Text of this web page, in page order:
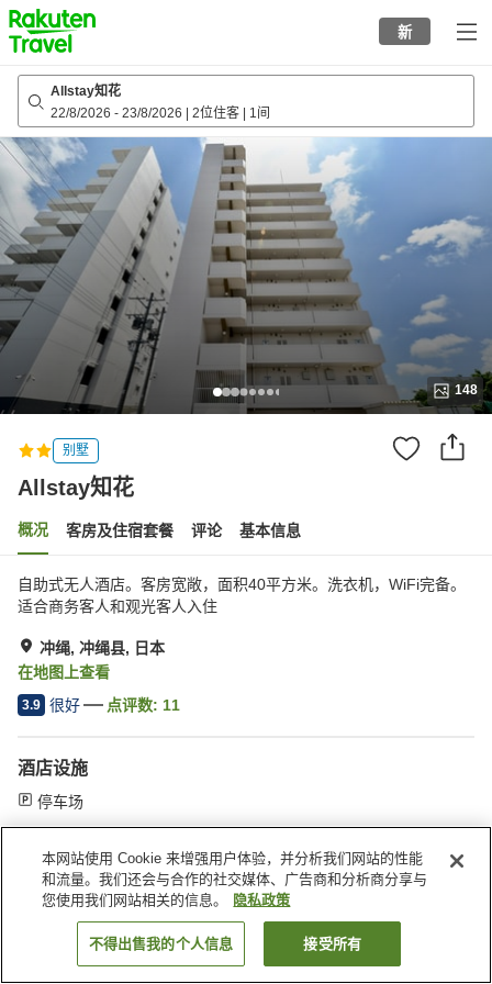
to
top
page
新
Allstay知花
22/8/2026 - 23/8/2026 2位住客 1间
148
别墅
Allstay知花
概况 客房及住宿套餐 评论 基本信息
自助式无人酒店。客房宽敞，面积40平方米。洗衣机，WiFi完备。
适合商务客人和观光客人入住
冲绳, 冲绳县, 日本
在地图上查看
3.9 很好 点评数: 11
酒店设施
停车场
首页 日本 冲绳县 冲绳 Allstay知花
搜索客房
本网站使用 Cookie 来增强用户体验，并分析我们网站的性能
和流量。我们还会与合作的社交媒体、广告商和分析商分享与
您使用我们网站相关的信息。
隐私政策
不得出售我的个人信息 接受所有